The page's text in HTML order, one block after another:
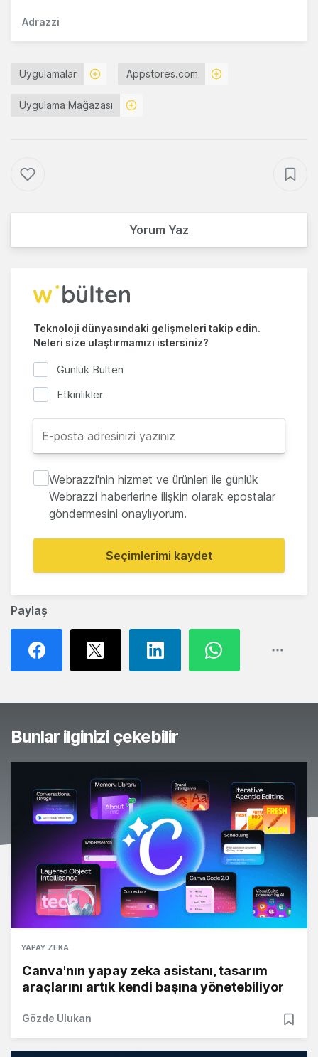
Paylaş
Adrazzi
Uygulamalar Appstores.com
Uygulama Mağazası
Yorum Yaz
Teknoloji dünyasındaki gelişmeleri takip edin.
Neleri size ulaştırmamızı istersiniz?
Günlük Bülten
Etkinlikler
Webrazzi'nin hizmet ve ürünleri ile günlük
Webrazzi haberlerine ilişkin olarak epostalar
göndermesini onaylıyorum.
Seçimlerimi kaydet
Bunlar ilginizi çekebilir
YAPAY ZEKA
Canva'nın yapay zeka asistanı, tasarım
araçlarını artık kendi başına yönetebiliyor
Gözde Ulukan